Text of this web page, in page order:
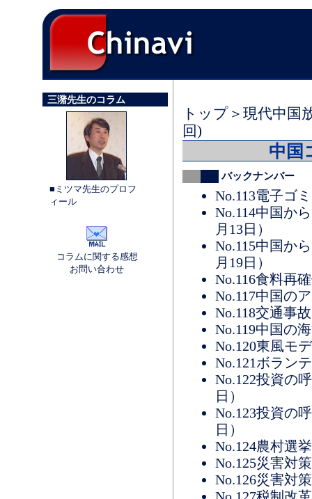
三潴先生のコラム
■ミツマ先生のプロフ
ィール
コラムに関する感想
お問い合わせ
トップ ＞現代中国
回)
中国
バックナンバー
No.113電子ゴ
No.114中国か
月13日）
No.115中国か
月19日）
No.116食料再
No.117中国の
No.118交通事
No.119中国の
No.120東風モ
No.121ボラン
No.122投資の
日）
No.123投資の
日）
No.124農村選
No.125災害対
No.126災害対